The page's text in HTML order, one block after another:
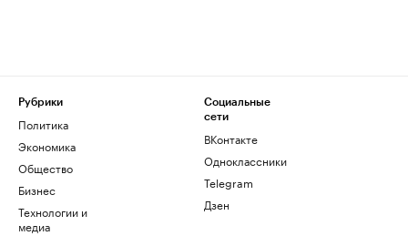
Рубрики
Политика
Экономика
Общество
Бизнес
Технологии и
медиа
Социальные
сети
ВКонтакте
Одноклассники
Telegram
Дзен